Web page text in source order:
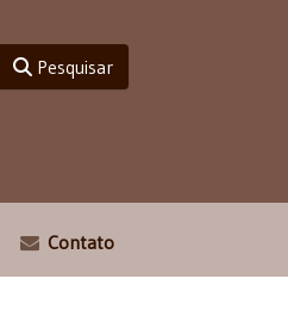
Pesquisar
Contato